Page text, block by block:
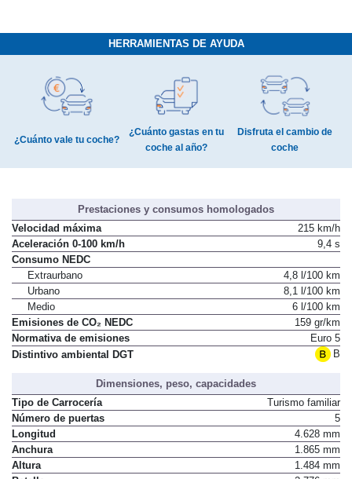
HERRAMIENTAS DE AYUDA
¿Cuánto vale tu coche?
¿Cuánto gastas en tu
coche al año?
Disfruta el cambio de
coche
Prestaciones y consumos homologados
Velocidad máxima
215 km/h
Aceleración 0-100 km/h
9,4 s
Consumo NEDC
Extraurbano
4,8 l/100 km
Urbano
8,1 l/100 km
Medio
6 l/100 km
Emisiones de CO₂ NEDC
159 gr/km
Normativa de emisiones
Euro 5
Distintivo ambiental DGT
B
Dimensiones, peso, capacidades
Tipo de Carrocería
Turismo familiar
Número de puertas
5
Longitud
4.628 mm
Anchura
1.865 mm
Altura
1.484 mm